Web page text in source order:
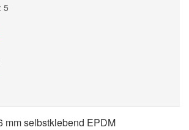
5
mm selbstklebend EPDM